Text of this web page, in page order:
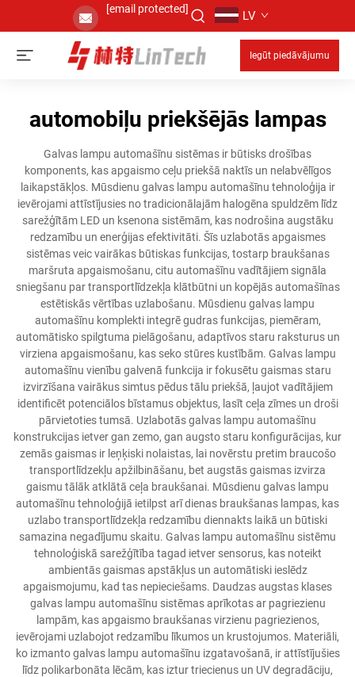
[email protected] LV
Iegūt piedāvājumu
automobiļu priekšējās lampas
Galvas lampu automašīnu sistēmas ir būtisks drošības
komponents, kas apgaismo ceļu priekšā naktīs un nelabvēlīgos
laikapstākļos. Mūsdienu galvas lampu automašīnu tehnoloģija ir
ievērojami attīstījusies no tradicionālajām halogēna spuldzēm līdz
sarežģītām LED un ksenona sistēmām, kas nodrošina augstāku
redzamību un enerģijas efektivitāti. Šīs uzlabotās apgaismes
sistēmas veic vairākas būtiskas funkcijas, tostarp braukšanas
maršruta apgaismošanu, citu automašīnu vadītājiem signāla
sniegšanu par transportlīdzekļa klātbūtni un kopējās automašīnas
estētiskās vērtības uzlabošanu. Mūsdienu galvas lampu
automašīnu komplekti integrē gudras funkcijas, piemēram,
automātisko spilgtuma pielāgošanu, adaptīvos staru raksturus un
virziena apgaismošanu, kas seko stūres kustībām. Galvas lampu
automašīnu vienību galvenā funkcija ir fokusētu gaismas staru
izvirzīšana vairākus simtus pēdus tālu priekšā, ļaujot vadītājiem
identificēt potenciālos bīstamus objektus, lasīt ceļa zīmes un droši
pārvietoties tumsā. Uzlabotās galvas lampu automašīnu
konstrukcijas ietver gan zemo, gan augsto staru konfigurācijas, kur
zemās gaismas ir leņķiski nolaistas, lai novērstu pretim braucošo
transportlīdzekļu apžilbināšanu, bet augstās gaismas izvirza
gaismu tālāk atklātā ceļa braukšanai. Mūsdienu galvas lampu
automašīnu tehnoloģijā ietilpst arī dienas braukšanas lampas, kas
uzlabo transportlīdzekļa redzamību diennakts laikā un būtiski
samazina negadījumu skaitu. Galvas lampu automašīnu sistēmu
tehnoloģiskā sarežģītība tagad ietver sensorus, kas noteikt
ambientās gaismas apstākļus un automātiski ieslēdz
apgaismojumu, kad tas nepieciešams. Daudzas augstas klases
galvas lampu automašīnu sistēmas aprīkotas ar pagriezienu
lampām, kas apgaismo braukšanas virzienu pagriezienos,
ievērojami uzlabojot redzamību līkumos un krustojumos. Materiāli,
ko izmanto galvas lampu automašīnu izgatavošanā, ir attīstījušies
līdz polikarbonāta lēcām, kas iztur triecienus un UV degradāciju,